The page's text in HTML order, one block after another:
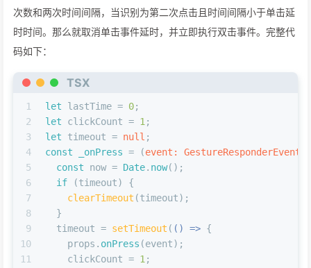
次数和两次时间间隔，当识别为第二次点击且时间间隔小于单击延
时时间。那么就取消单击事件延时，并立即执行双击事件。完整代
码如下：
TSX
1
2
3
4
5
6
7
8
9
10
11
let lastTime = 0;
let clickCount = 1;
let timeout = null ;
const
_onPress = (event: GestureResponderEvent
const now = Date. now();
if (timeout) {
clearTimeout (timeout);
  }
  timeout =
setTimeout ( () => {
    props.
onPress (event);
    clickCount =
1;